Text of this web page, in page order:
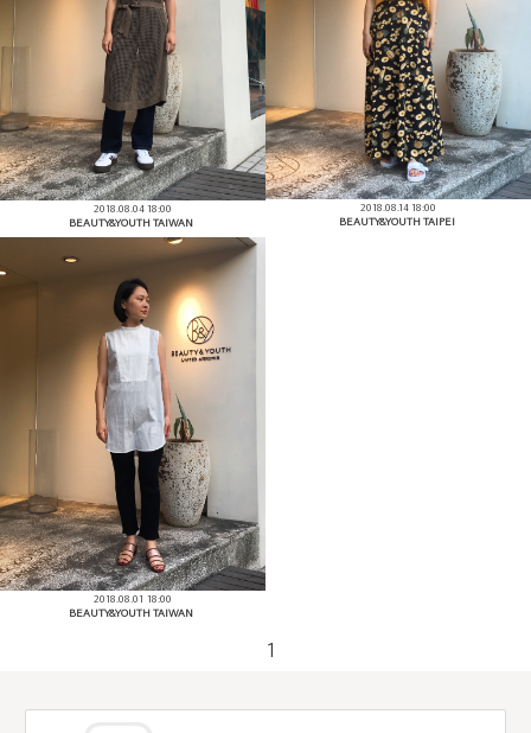
2018.08.14 18:00
BEAUTY&YOUTH TAIPEI
2018.08.04 18:00
BEAUTY&YOUTH TAIWAN
2018.08.01 18:00
BEAUTY&YOUTH TAIWAN